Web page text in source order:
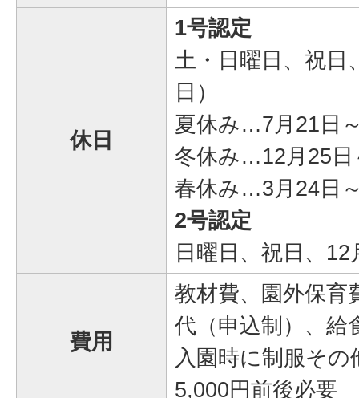
休日
1号認定
土・日曜日、祝日
日）
夏休み…7月21日
冬休み…12月25日
春休み…3月24日
2号認定
日曜日、祝日、
費用
教材費、園外保育
代（申込制）、給
入園時に制服そ
5,000円前後必要